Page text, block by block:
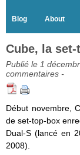
Blog About
Cube, la
Publié le 1
commentaires -
Début novembre,
de set-top-box
Dual-S (lancé en
2008).